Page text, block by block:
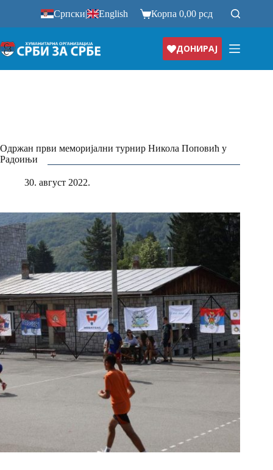
Српски| English Корпа0,00рсд
ДОНИРАЈ
Одржан први меморијални турнир Никола Поповић у
Радоињи
30. август 2022.